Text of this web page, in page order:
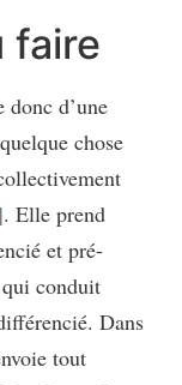
faire
donc d’une
chose
. Elle prend
et pré-
conduit
Dans
tout